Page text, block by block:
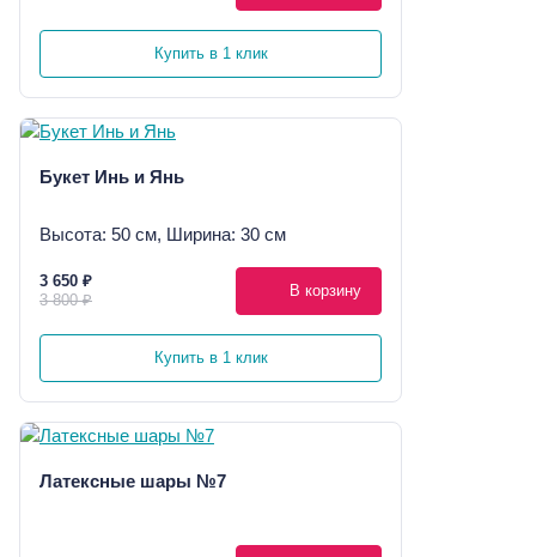
Купить в 1 клик
Букет Инь и Янь
Высота: 50 см, Ширина: 30 см
3 650 ₽
3 800 ₽
В корзину
Купить в 1 клик
Латексные шары №7